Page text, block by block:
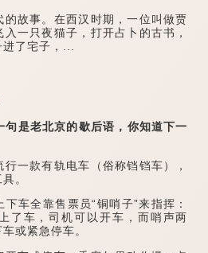
故事。在西汉时期，一位叫做贾
一只夜猫子，打开占卜的古书，
了宅子，...
是老北京的歇后语，你知道下一
款有轨电车（俗称铛铛车），
。
全靠售票员“铜哨子”来指挥：
了车，司机可以开车，而哨声两
或紧急停车。